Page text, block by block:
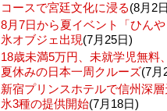
コースで宮廷文化に浸る(8月2
8月7日から夏イベント「ひん
氷オブジェ出現(7月25日)
18歳未満5万円、未就学児無料
夏休みの日本一周クルーズ(7月
新宿プリンスホテルで信州深
氷3種の提供開始(7月18日)